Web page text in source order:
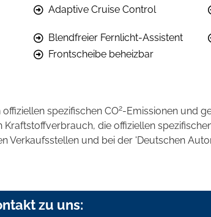
Adaptive Cruise Control
Blendfreier Fernlicht-Assistent
Frontscheibe beheizbar
spezifischen CO2-Emissionen und
die offiziellen
Verkaufsstellen und bei der 'Deutschen
zu uns: